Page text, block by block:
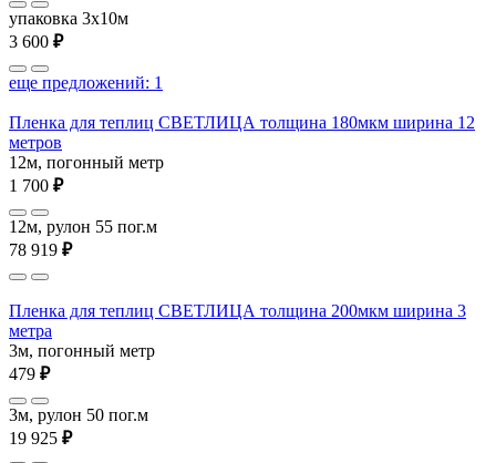
упаковка 3x10м
3 600 ₽
еще предложений: 1
Пленка для теплиц СВЕТЛИЦА толщина 180мкм ширина 12
метров
12м, погонный метр
1 700 ₽
12м, рулон 55 пог.м
78 919 ₽
Пленка для теплиц СВЕТЛИЦА толщина 200мкм ширина 3
метра
3м, погонный метр
479 ₽
3м, рулон 50 пог.м
19 925 ₽